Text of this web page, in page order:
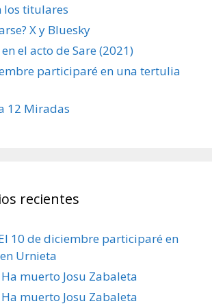
los titulares
X y Bluesky
el acto de Sare (2021)
participaré en una tertulia
12 Miradas
recientes
10 de diciembre participaré en
Urnieta
Ha muerto Josu Zabaleta
Ha muerto Josu Zabaleta